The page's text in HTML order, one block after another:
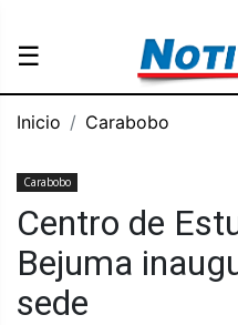
☰
Inicio Carabobo
Carabobo
Centro de
Bejuma
sede